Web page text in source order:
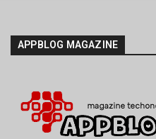
h
APPBLOG MAGAZINE